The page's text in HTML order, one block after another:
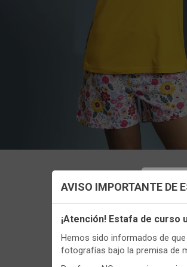
AVISO IMPORTANTE DE
¡Atención! Estafa de curso
Hemos sido informados de
fotografías bajo la premisa de